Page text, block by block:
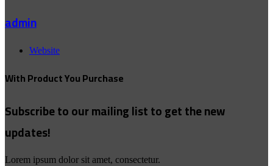
admin
Website
With Product You Purchase
Subscribe to our mailing list to get the new
updates!
Lorem ipsum dolor sit amet, consectetur.